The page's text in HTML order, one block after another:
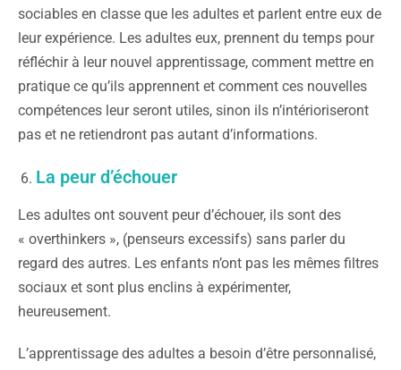
sociables en classe que les adultes et parlent entre eux de
leur expérience. Les adultes eux, prennent du temps pour
réfléchir à leur nouvel apprentissage, comment mettre en
pratique ce qu’ils apprennent et comment ces nouvelles
compétences leur seront utiles, sinon ils n’intérioriseront
pas et ne retiendront pas autant d’informations.
La peur d’échouer
Les adultes ont souvent peur d’échouer, ils sont des
« overthinkers », (penseurs excessifs) sans parler du
regard des autres. Les enfants n’ont pas les mêmes filtres
sociaux et sont plus enclins à expérimenter,
heureusement.
L’apprentissage des adultes a besoin d’être personnalisé,